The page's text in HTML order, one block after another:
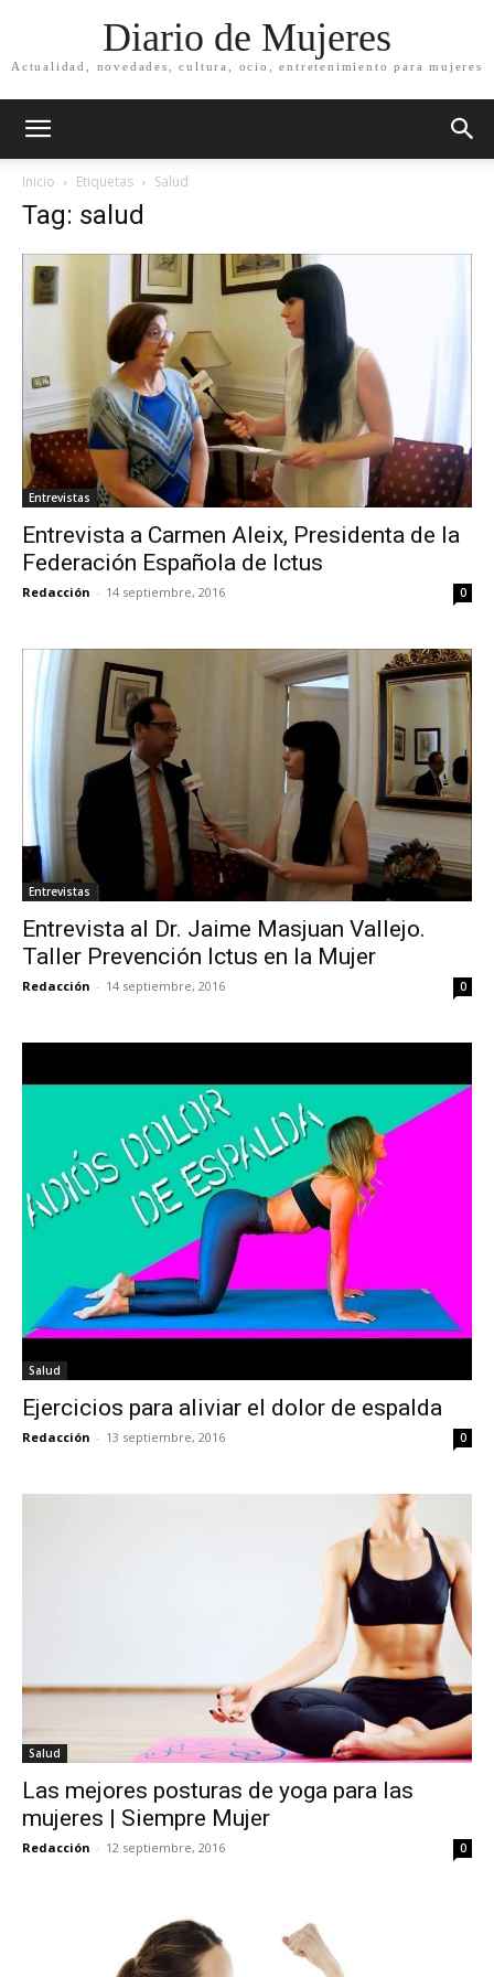
Diario de Mujeres
Actualidad, novedades, cultura, ocio, entretenimiento para mujeres
Inicio Etiquetas Salud
Tag: salud
Entrevistas
Entrevista a Carmen Aleix, Presidenta de la
Federación Española de Ictus
Redacción - 14 septiembre, 2016 0
Entrevistas
Entrevista al Dr. Jaime Masjuan Vallejo.
Taller Prevención Ictus en la Mujer
Redacción - 14 septiembre, 2016 0
Salud
Ejercicios para aliviar el dolor de espalda
Redacción - 13 septiembre, 2016 0
Salud
Las mejores posturas de yoga para las
mujeres | Siempre Mujer
Redacción - 12 septiembre, 2016 0